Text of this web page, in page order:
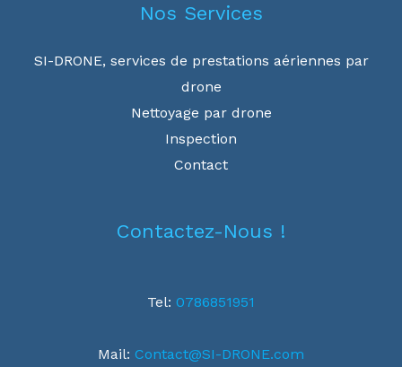
Nos Services
SI-DRONE, services de prestations aériennes par
drone
Nettoyage par drone
Inspection
Contact
Contactez-Nous !
Tel: 0786851951
Mail: Contact@SI-DRONE.com